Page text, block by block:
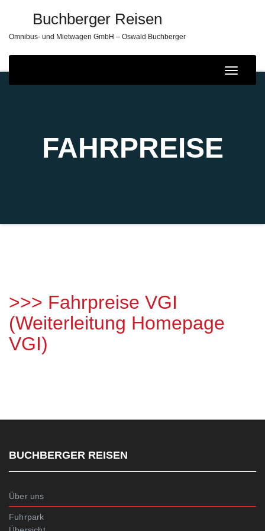
Buchberger Reisen
Omnibus- und Mietwagen GmbH – Oswald Buchberger
Toggle
FAHRPREISE
>>> Fahrpreise VGI
(Weiterleitung Homepage
VGI)
BUCHBERGER REISEN
Über uns
Fuhrpark